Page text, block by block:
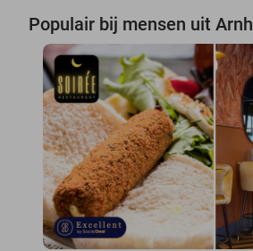
Populair bij mensen uit